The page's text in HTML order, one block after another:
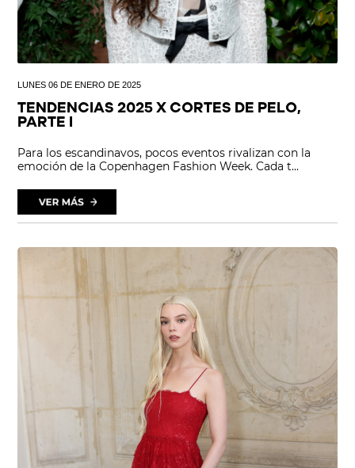
LUNES 06 DE ENERO DE 2025
TENDENCIAS 2025 X CORTES DE PELO,
PARTE I
Para los escandinavos, pocos eventos rivalizan con la
emoción de la Copenhagen Fashion Week. Cada t...